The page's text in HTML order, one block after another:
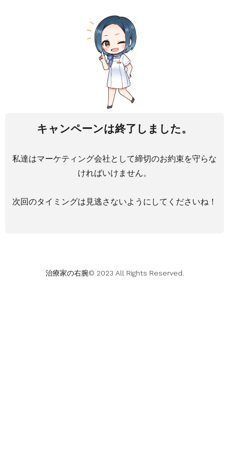
キャンペーンは終了しました。
私達はマーケティング会社として締切のお約束を守らな
ければいけません。
次回のタイミングは見逃さないようにしてくださいね！
治療家の右腕© 2023 All Rights Reserved.